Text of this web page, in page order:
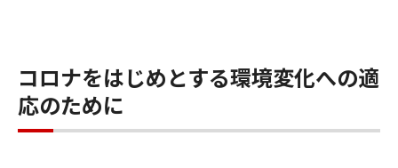
コロナをはじめとする環境変化への適
応のために